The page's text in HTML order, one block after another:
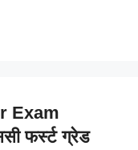
Exam
फर्स्ट ग्रेड